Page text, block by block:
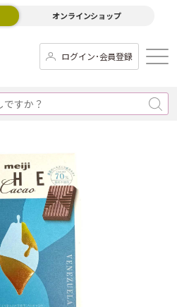
オンラインショップ
ログイン･会員登録